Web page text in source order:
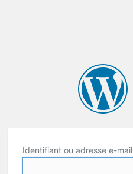
Identifiant ou adresse e-mail